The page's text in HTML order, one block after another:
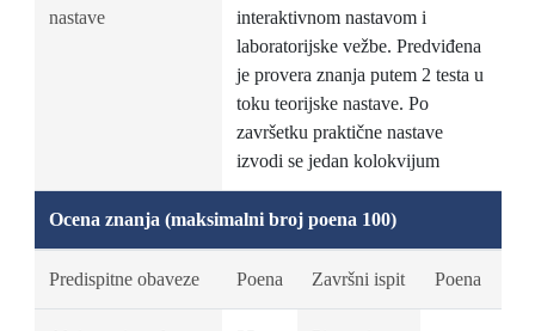
nastave
interaktivnom nastavom i
laboratorijske vežbe. Predviđena
je provera znanja putem 2 testa u
toku teorijske nastave. Po
završetku praktične nastave
izvodi se jedan kolokvijum
Ocena znanja (maksimalni broj poena 100)
Predispitne obaveze Poena Završni ispit Poena